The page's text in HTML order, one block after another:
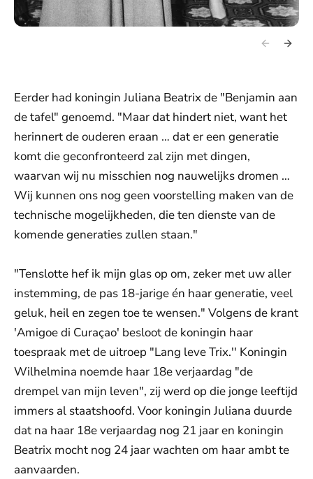
Eerder had koningin Juliana Beatrix de "Benjamin aan
de tafel" genoemd. "Maar dat hindert niet, want het
herinnert de ouderen eraan … dat er een generatie
komt die geconfronteerd zal zijn met dingen,
waarvan wij nu misschien nog nauwelijks dromen …
Wij kunnen ons nog geen voorstelling maken van de
technische mogelijkheden, die ten dienste van de
komende generaties zullen staan."
"Tenslotte hef ik mijn glas op om, zeker met uw aller
instemming, de pas 18-jarige én haar generatie, veel
geluk, heil en zegen toe te wensen." Volgens de krant
'Amigoe di Curaçao' besloot de koningin haar
toespraak met de uitroep "Lang leve Trix.'' Koningin
Wilhelmina noemde haar 18e verjaardag "de
drempel van mijn leven", zij werd op die jonge leeftijd
immers al staatshoofd. Voor koningin Juliana duurde
dat na haar 18e verjaardag nog 21 jaar en koningin
Beatrix mocht nog 24 jaar wachten om haar ambt te
aanvaarden.